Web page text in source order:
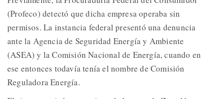
(Profeco) detectó que dicha empresa operaba sin
permisos. La instancia federal presentó una denuncia
ante la Agencia de Seguridad Energía y Ambiente
(ASEA) y la Comisión Nacional de Energía, cuando en
ese entonces todavía tenía el nombre de Comisión
Reguladora Energía.